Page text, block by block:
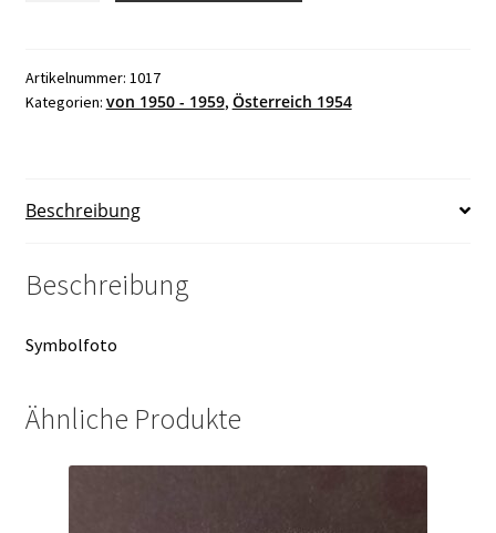
für
Kath.
von
ANK
1017
Artikelnummer: 1017
Kategorien: von 1950 - 1959, Österreich 1954
Beschreibung
Beschreibung
Symbolfoto
Ähnliche Produkte